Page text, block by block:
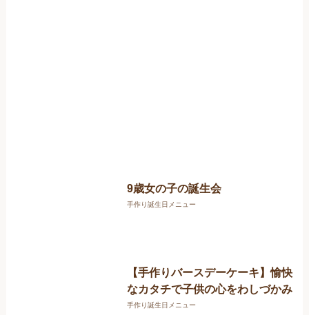
9歳女の子の誕生会
手作り誕生日メニュー
【手作りバースデーケーキ】愉快
なカタチで子供の心をわしづかみ
手作り誕生日メニュー